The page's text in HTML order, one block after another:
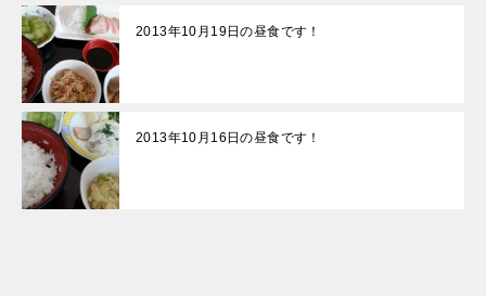
2013年10月19日の昼食です！
2013年10月16日の昼食です！